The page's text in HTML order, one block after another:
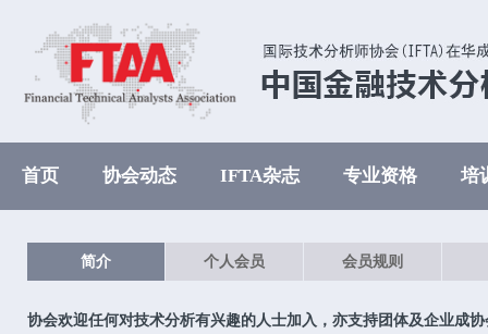
首页 协会动态 IFTA杂志 专业资格 培
简介 个人会员 会员规则
协会欢迎任何对技术分析有兴趣的人士加入，亦支持团体及企业成